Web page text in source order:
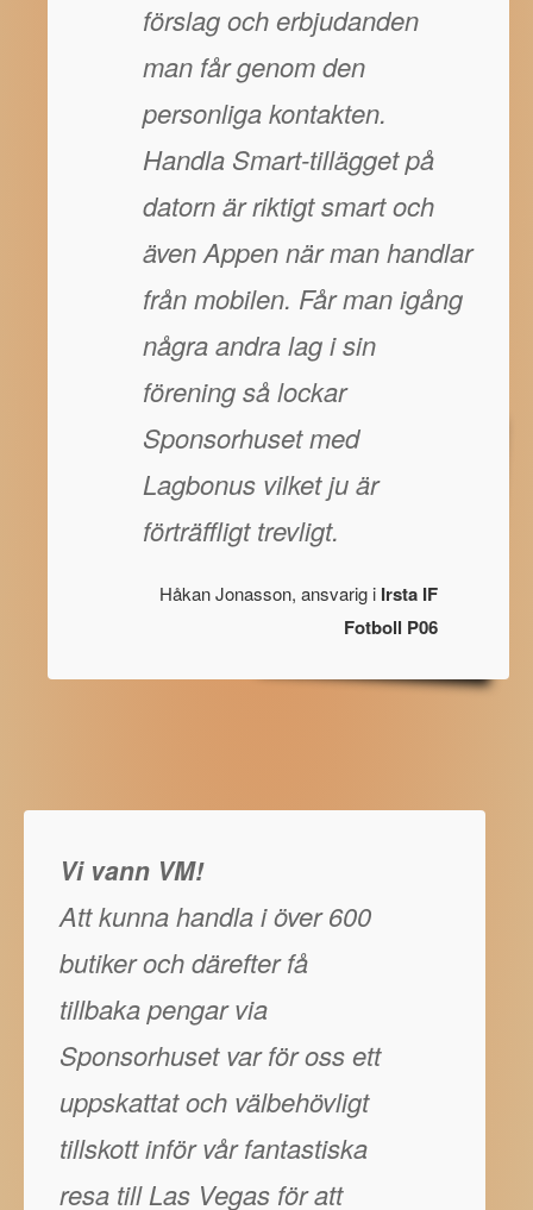
förslag och erbjudanden
man får genom den
personliga kontakten.
Handla Smart-tillägget på
datorn är riktigt smart och
även Appen när man handlar
från mobilen. Får man igång
några andra lag i sin
förening så lockar
Sponsorhuset med
Lagbonus vilket ju är
förträffligt trevligt.
Håkan Jonasson, ansvarig i Irsta IF
Fotboll P06
Vi vann VM!
Att kunna handla i över 600
butiker och därefter få
tillbaka pengar via
Sponsorhuset var för oss ett
uppskattat och välbehövligt
tillskott inför vår fantastiska
resa till Las Vegas för att